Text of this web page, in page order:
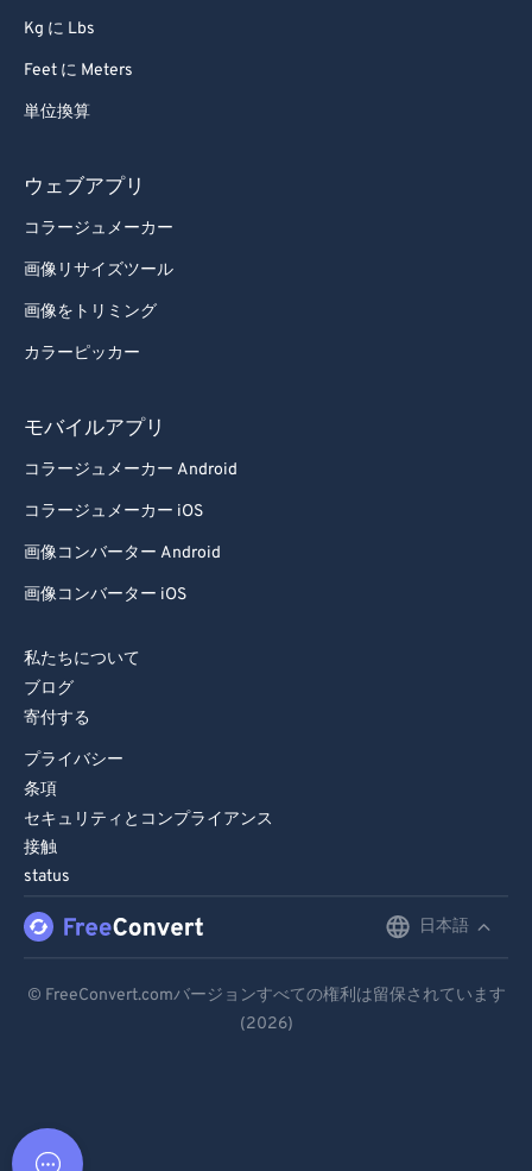
Kg に Lbs
Feet に Meters
単位換算
ウェブアプリ
コラージュメーカー
画像リサイズツール
画像をトリミング
カラーピッカー
モバイルアプリ
コラージュメーカー Android
コラージュメーカー iOS
画像コンバーター Android
画像コンバーター iOS
私たちについて
ブログ
寄付する
プライバシー
条項
セキュリティとコンプライアンス
接触
status
日本語
Español
© FreeConvert.comバージョンすべての権利は留保されています
(2026)